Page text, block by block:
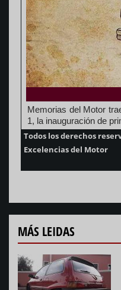
Memorias del Motor
1, la inauguración de
Todos los derechos
Excelencias del Motor
MÁS LEIDAS